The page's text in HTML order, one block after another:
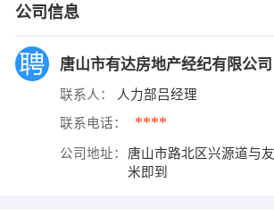
公司信息
唐山市有达房地产经纪有限公司
联系人： 人力部吕经理
联系电话： ****
公司地址：
唐山市路北区兴源道与
米即到